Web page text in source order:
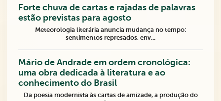
Forte chuva de cartas e rajadas de palavras
estão previstas para agosto
Meteorologia literária anuncia mudança no tempo:
sentimentos represados, env...
Mário de Andrade em ordem cronológica:
uma obra dedicada à literatura e ao
conhecimento do Brasil
Da poesia modernista às cartas de amizade, a produção do